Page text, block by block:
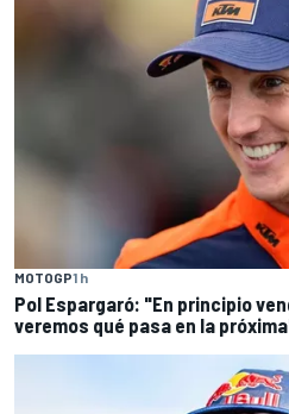
MOTOGP1 h
Pol Espargaró: "En principio
veremos qué pasa en la